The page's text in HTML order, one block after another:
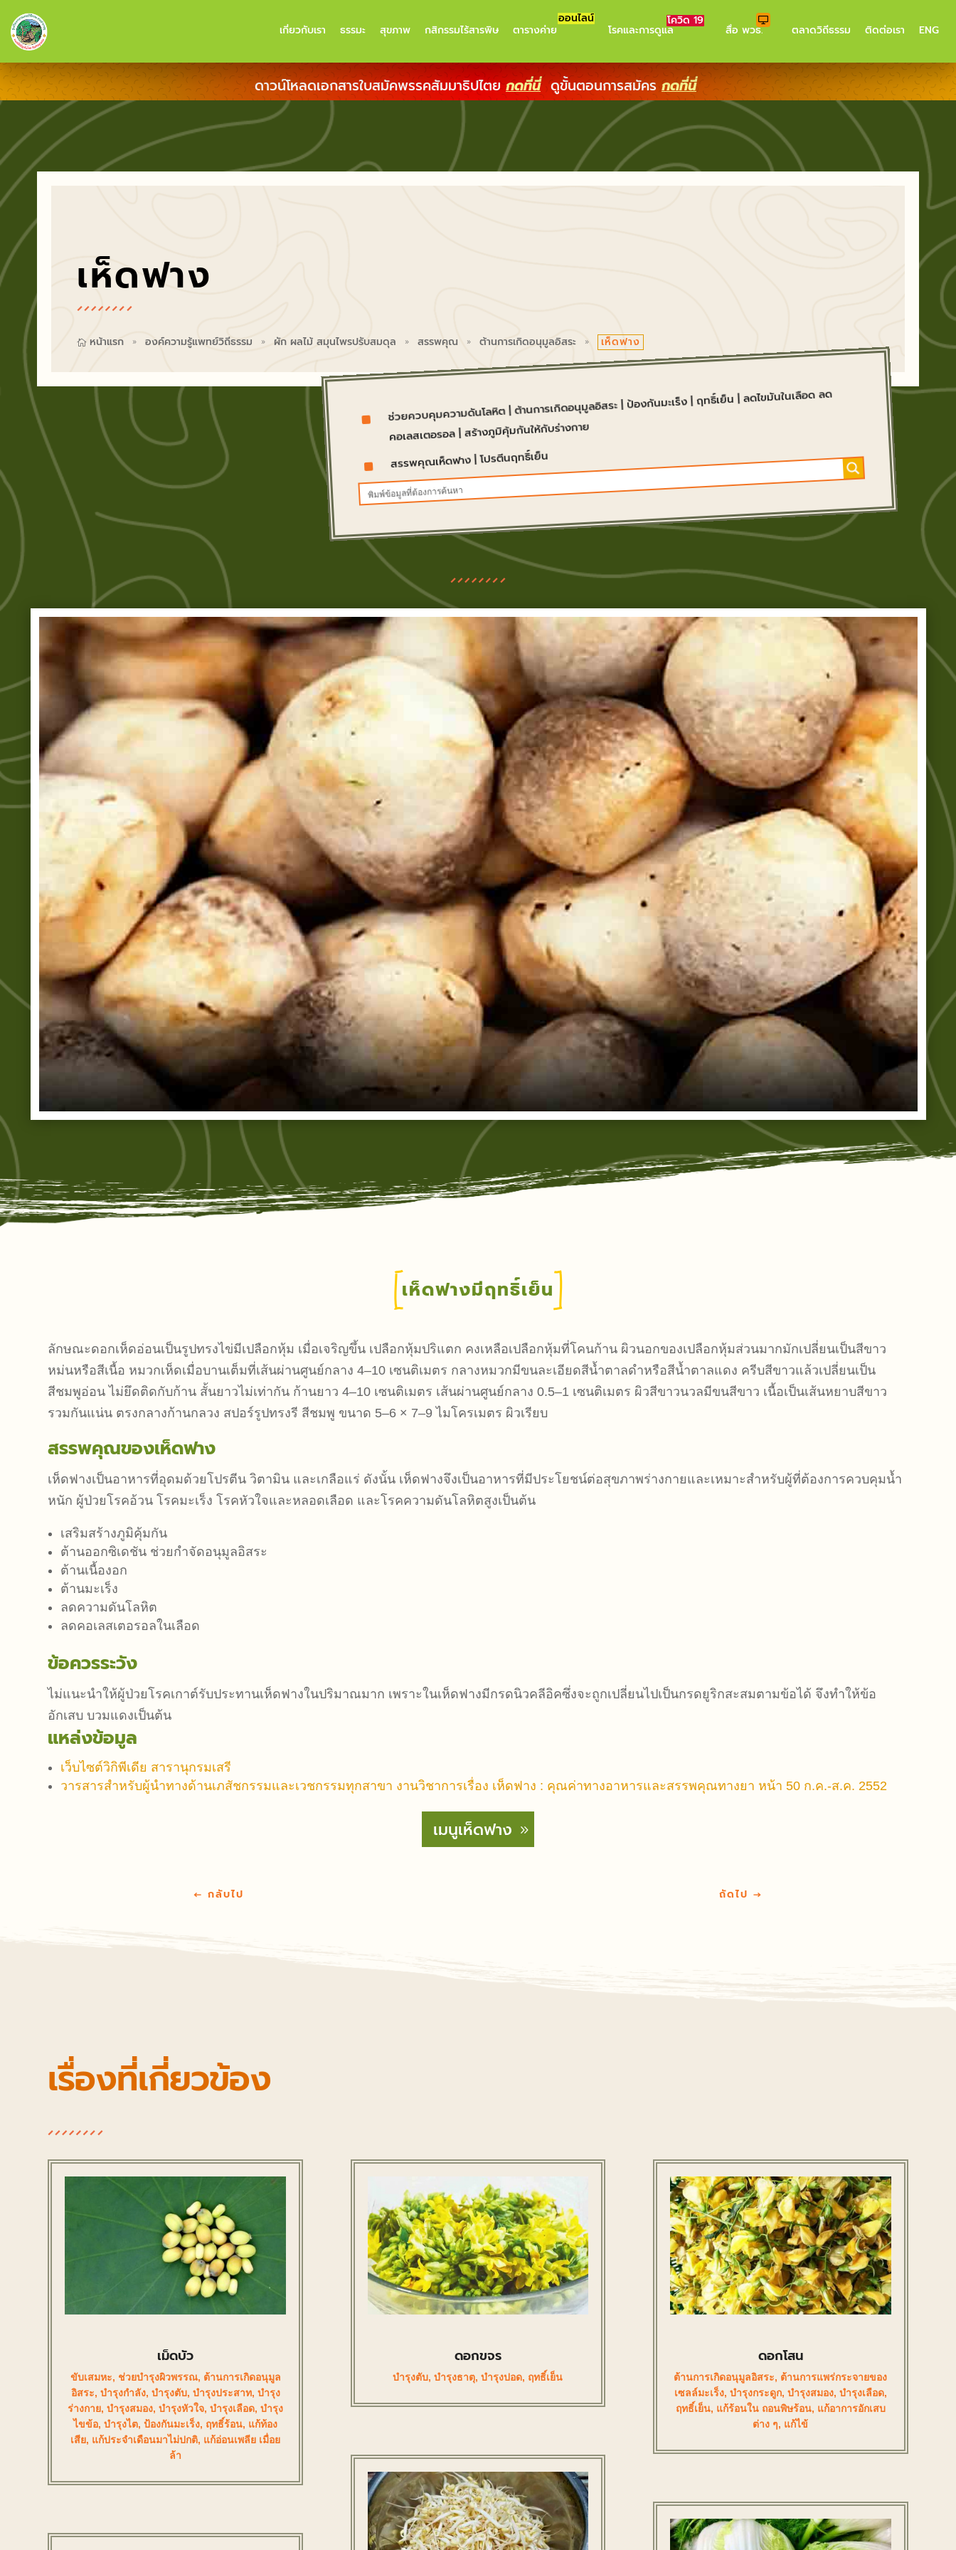
เกี่ยวกับเรา ธรรมะ สุขภาพ กสิกรรมไร้สารพิษ ตารางค่าย
ออนไลน์
โรคและการดูแล
โควิด 19
สื่อ พวธ. ตลาดวิถีธรรม ติดต่อเรา ENG
ดาวน์โหลดเอกสารใบสมัคพรรคสัมมาธิปไตยกดที่นี่ ดูขั้นตอนการสมัคร กดที่นี่
เห็ดฟาง
 หน้าแรก 9 องค์ความรู้แพทย์วิถีธรรม 9 ผัก ผลไม้ สมุนไพรปรับสมดุล 9 สรรพคุณ 9 ต้านการเกิดอนุมูลอิสระ 9 เห็ดฟาง
^ ช่วยควบคุมความดันโลหิต|ต้านการเกิดอนุมูลอิสระ| ป้องกันมะเร็ง|ฤทธิ์เย็น |ลดไขมันในเลือด ลด
คอเลสเตอรอล|สร้างภูมิคุ้มกันให้กับร่างกาย
^ สรรพคุณเห็ดฟาง|โปรตีนฤทธิ์เย็น
เห็ดฟางมีฤทธิ์เย็น
ลักษณะดอกเห็ดอ่อนเป็นรูปทรงไข่มีเปลือกหุ้ม เมื่อเจริญขึ้น เปลือกหุ้มปริแตก คงเหลือเปลือกหุ้มที่โคนก้าน ผิวนอกของเปลือกหุ้มส่วนมากมักเปลี่ยนเป็นสีขาว
หม่นหรือสีเนื้อ หมวกเห็ดเมื่อบานเต็มที่เส้นผ่านศูนย์กลาง 4–10 เซนติเมตร กลางหมวกมีขนละเอียดสีน้ำตาลดำหรือสีน้ำตาลแดง ครีบสีขาวแล้วเปลี่ยนเป็น
สีชมพูอ่อน ไม่ยึดติดกับก้าน สั้นยาวไม่เท่ากัน ก้านยาว 4–10 เซนติเมตร เส้นผ่านศูนย์กลาง 0.5–1 เซนติเมตร ผิวสีขาวนวลมีขนสีขาว เนื้อเป็นเส้นหยาบสีขาว
รวมกันแน่น ตรงกลางก้านกลวง สปอร์รูปทรงรี สีชมพู ขนาด 5–6 × 7–9 ไมโครเมตร ผิวเรียบ
สรรพคุณของเห็ดฟาง
เห็ดฟางเป็นอาหารที่อุดมด้วยโปรตีน วิตามิน และเกลือแร่ ดังนั้น เห็ดฟางจึงเป็นอาหารที่มีประโยชน์ต่อสุขภาพร่างกายและเหมาะสำหรับผู้ที่ต้องการควบคุมน้ำ
หนัก ผู้ป่วยโรคอ้วน โรคมะเร็ง โรคหัวใจและหลอดเลือด และโรคความดันโลหิตสูงเป็นต้น
เสริมสร้างภูมิคุ้มกัน
ต้านออกซิเดชัน ช่วยกำจัดอนุมูลอิสระ
ต้านเนื้องอก
ต้านมะเร็ง
ลดความดันโลหิต
ลดคอเลสเตอรอลในเลือด
ข้อควรระวัง
ไม่แนะนำให้ผู้ป่วยโรคเกาต์รับประทานเห็ดฟางในปริมาณมาก เพราะในเห็ดฟางมีกรดนิวคลีอิคซึ่งจะถูกเปลี่ยนไปเป็นกรดยูริกสะสมตามข้อได้ จึงทำให้ข้อ
อักเสบ บวมแดงเป็นต้น
แหล่งข้อมูล
เว็บไซต์วิกิพีเดีย สารานุกรมเสรี
วารสารสำหรับผู้นำทางด้านเภสัชกรรมและเวชกรรมทุกสาขา งานวิชาการเรื่อง เห็ดฟาง : คุณค่าทางอาหารและสรรพคุณทางยา หน้า 50 ก.ค.-ส.ค. 2552
เมนูเห็ดฟาง
← กลับไป ถัดไป →
เรื่องที่เกี่ยวข้อง
เม็ดบัว
ขับเสมหะ, ช่วยบำรุงผิวพรรณ, ต้านการเกิดอนุมูล
อิสระ, บำรุงกำลัง, บำรุงตับ, บำรุงประสาท, บำรุง
ร่างกาย,บำรุงสมอง,บำรุงหัวใจ,บำรุงเลือด,บำรุง
ไขข้อ,บำรุงไต,ป้องกันมะเร็ง, ฤทธิ์ร้อน, แก้ท้อง
เสีย, แก้ประจำเดือนมาไม่ปกติ, แก้อ่อนเพลีย เมื่อย
ล้า
ดอกขจร
บำรุงตับ,บำรุงธาตุ,บำรุงปอด, ฤทธิ์เย็น
ดอกโสน
ต้านการเกิดอนุมูลอิสระ, ต้านการแพร่กระจายของ
เซลล์มะเร็ง, บำรุงกระดูก, บำรุงสมอง, บำรุงเลือด,
ฤทธิ์เย็น, แก้ร้อนใน ถอนพิษร้อน, แก้อาการอักเสบ
ต่าง ๆ, แก้ไข้